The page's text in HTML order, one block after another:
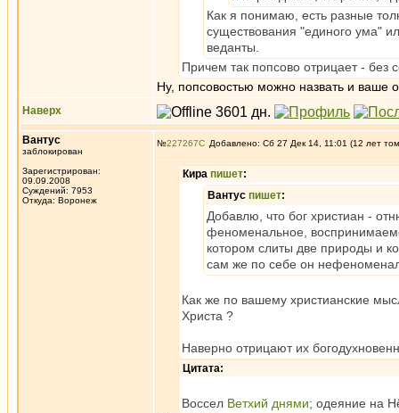
Как я понимаю, есть разные
существования "единого ума"
веданты.
Причем так попсово отрицает - без
Ну, попсовостью можно назвать и ваше
Наверх
Вантус
заблокирован
Зарегистрирован:
09.09.2008
Суждений: 7953
Откуда: Воронеж
№227267 Добавлено: Сб 27 Дек 14, 11:01 (12 лет
Кира пишет:
Вантус пишет:
Добавлю, что бог христиан -
феноменальное,
котором слиты две природы и
сам же по себе он
Как же по вашему христианские
Христа ?
Наверно отрицают их
Цитата:
Воссел Ветхий днями; одеяние на